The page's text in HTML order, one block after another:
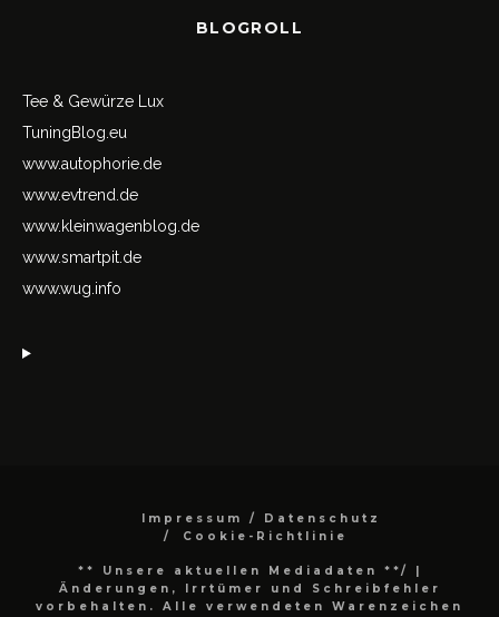
BLOGROLL
Tee & Gewürze Lux
TuningBlog.eu
www.autophorie.de
www.evtrend.de
www.kleinwagenblog.de
www.smartpit.de
www.wug.info
Impressum / Datenschutz
Cookie-Richtlinie
** Unsere aktuellen Mediadaten **/
|
Änderungen, Irrtümer und Schreibfehler
vorbehalten. Alle verwendeten Warenzeichen